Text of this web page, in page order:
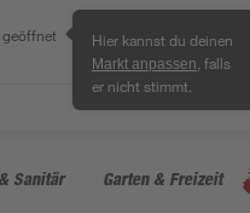
Hier kannst du deinen
Markt anpassen , falls
er nicht stimmt.
Sanitär Garten & Freizeit